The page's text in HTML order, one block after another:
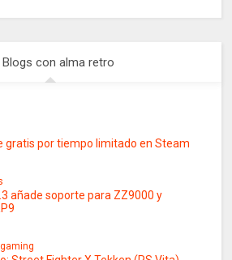
Blogs con alma retro
gratis por tiempo limitado en Steam
añade soporte para ZZ9000 y